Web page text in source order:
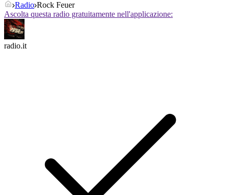
Radio Rock Feuer
Ascolta questa radio gratuitamente nell'applicazione:
radio.it